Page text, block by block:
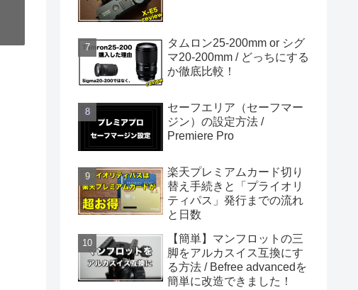
タムロン25-200mm or シグ
マ20-200mm / どっちにする
か徹底比較！
セーフエリア（セーフマー
ジン）の設定方法 /
Premiere Pro
楽天プレミアムカード切り
替え手続きと「プライオリ
ティパス」発行までの流れ
と日数
【簡単】マンフロットの三
脚をアルカスイス互換にす
る方法 / Befree advancedを
簡単に改造できました！